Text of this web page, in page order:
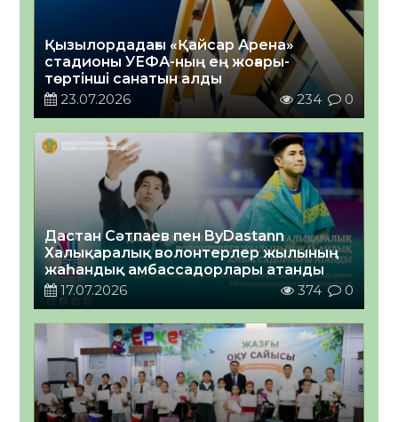
Қызылордадағы «Қайсар Арена»
стадионы УЕФА-ның ең жоғары-
төртінші санатын алды
23.07.2026
234 0
Дастан Сәтпаев пен ByDastann
Халықаралық волонтерлер жылының
жаһандық амбассадорлары атанды
17.07.2026
374 0